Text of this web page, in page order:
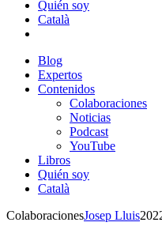
Quién soy
Català
Blog
Expertos
Contenidos
Colaboraciones
Noticias
Podcast
YouTube
Libros
Quién soy
Català
ColaboracionesJosep Lluis